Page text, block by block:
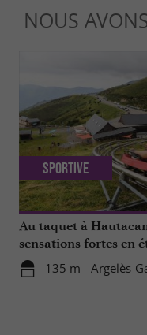
NOUS
Au taquet à
sensations fortes en
135 m - Argelès-
Sportive